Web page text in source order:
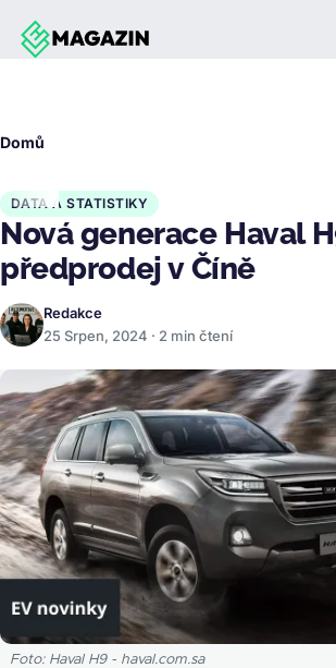
Přejít k hlavnímu obsahu
Domů
DATA A STATISTIKY
Nová generace Haval
předprodej v Číně
Redakce
25 Srpen, 2024 · 2 min čtení
Foto: Haval H9 - haval.com.sa